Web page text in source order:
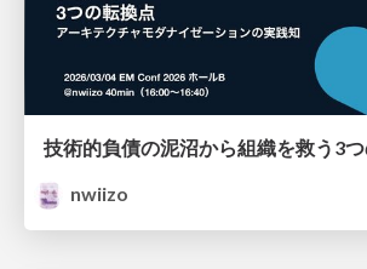
技術的負債の泥沼から組織を救う3
nwiizo